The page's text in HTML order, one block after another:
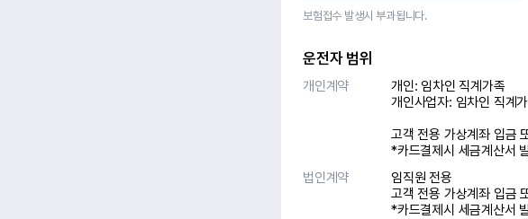
보험접수 발생시 부과됩니다.
운전자 범위
개인계약
개인: 임차인 직계가족
개인사업자: 임차인 직계
고객 전용 가상계좌 입금
*카드결제시 세금계산서
법인계약
임직원 전용
고객 전용 가상계좌 입금
*카드결제시 세금계산서